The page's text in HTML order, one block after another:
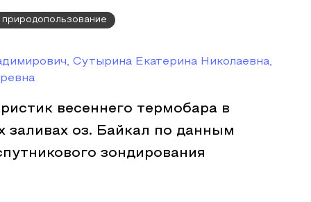
природопользование
Сутырина Екатерина Николаевна,
весеннего термобара в
заливах оз. Байкал по данным
зондирования